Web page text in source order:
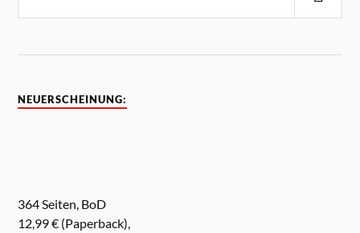
NEUERSCHEINUNG:
364 Seiten, BoD
12,99 € (Paperback),